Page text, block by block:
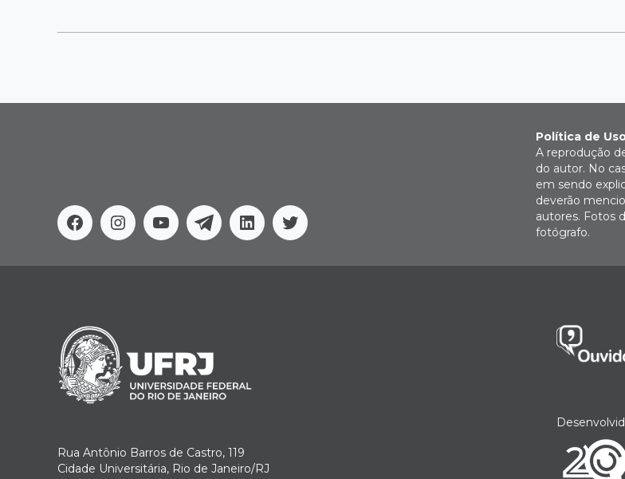
FacebookInstagram
YoutubeTelegramLinkedinTwitter
Política de
A reprodução
do autor. No
em sendo
deverão
autores. Fotos
fotógrafo.
Rua Antônio Barros de Castro, 119
Cidade Universitária, Rio de Janeiro/RJ